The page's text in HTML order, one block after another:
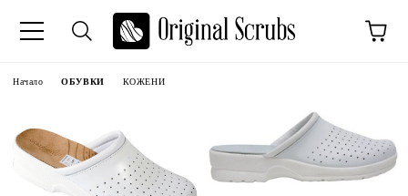
Начало ОБУВКИ КОЖЕНИ